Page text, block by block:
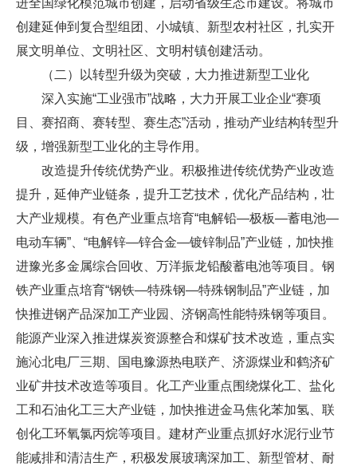
进全国绿化模范城市创建，启动省级生态市建设。将城市
创建延伸到复合型组团、小城镇、新型农村社区，扎实开
展文明单位、文明社区、文明村镇创建活动。
（二）以转型升级为突破，大力推进新型工业化
深入实施“工业强市”战略，大力开展工业企业“赛项
目、赛招商、赛转型、赛生态”活动，推动产业结构转型升
级，增强新型工业化的主导作用。
改造提升传统优势产业。积极推进传统优势产业改造
提升，延伸产业链条，提升工艺技术，优化产品结构，壮
大产业规模。有色产业重点培育“电解铅—极板—蓄电池—
电动车辆”、“电解锌—锌合金—镀锌制品”产业链，加快推
进豫光多金属综合回收、万洋振龙铅酸蓄电池等项目。钢
铁产业重点培育“钢铁—特殊钢—特殊钢制品”产业链，加
快推进钢产品深加工产业园、济钢高性能特殊钢等项目。
能源产业深入推进煤炭资源整合和煤矿技术改造，重点实
施沁北电厂三期、国电豫源热电联产、济源煤业和鹤济矿
业矿井技术改造等项目。化工产业重点围绕煤化工、盐化
工和石油化工三大产业链，加快推进金马焦化苯加氢、联
创化工环氧氯丙烷等项目。建材产业重点抓好水泥行业节
能减排和清洁生产，积极发展玻璃深加工、新型管材、耐